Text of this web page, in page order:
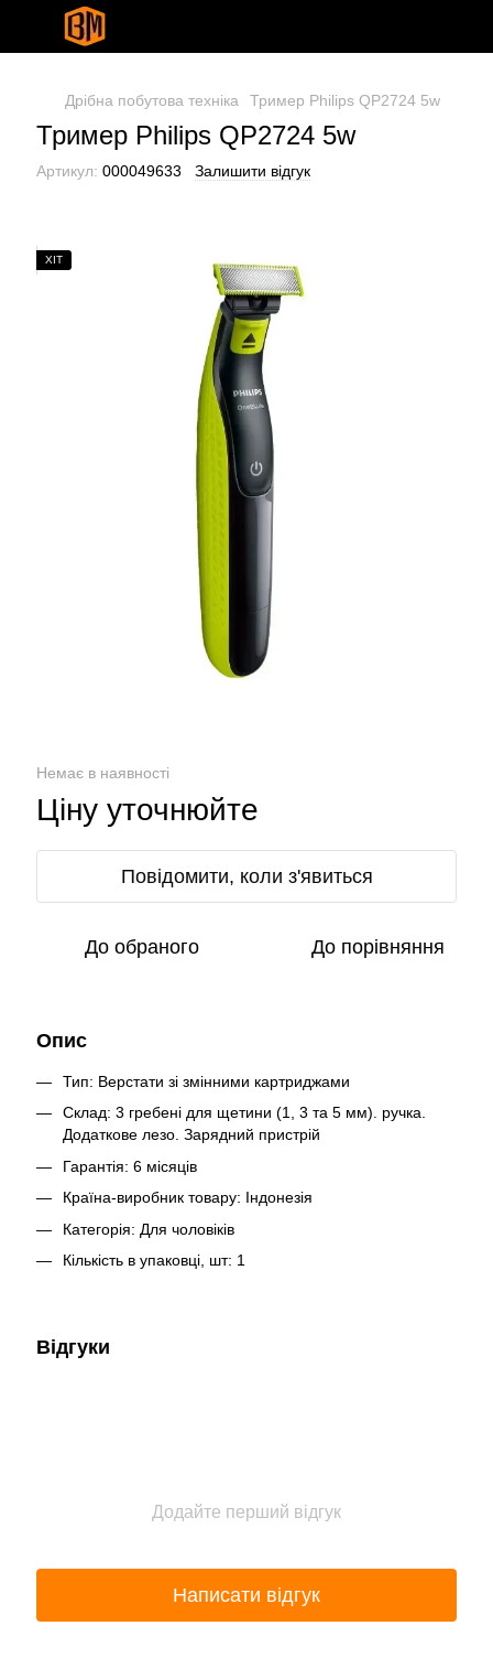
Дрібна побутова техніка Тример Philips QP2724 5w
Тример Philips QP2724 5w
Артикул: 000049633 Залишити відгук
ХІТ
Немає в наявності
Ціну уточнюйте
Повідомити, коли з'явиться
До обраного До порівняння
Опис
Тип: Верстати зі змінними картриджами
Склад: 3 гребені для щетини (1, 3 та 5 мм). ручка.
Додаткове лезо. Зарядний пристрій
Гарантія: 6 місяців
Країна-виробник товару: Індонезія
Категорія: Для чоловіків
Кількість в упаковці, шт: 1
Відгуки
Додайте перший відгук
Написати відгук